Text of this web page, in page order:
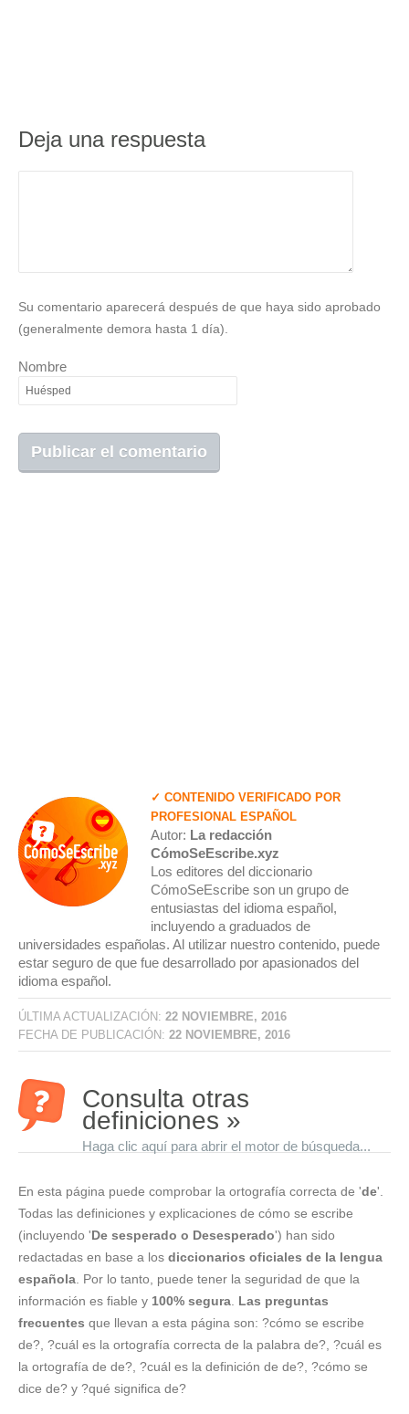
Deja una respuesta
Su comentario aparecerá después de que haya sido aprobado
(generalmente demora hasta 1 día).
Nombre
✓ CONTENIDO VERIFICADO POR
PROFESIONAL ESPAÑOL
Autor: La redacción
CómoSeEscribe.xyz
Los editores del diccionario
CómoSeEscribe son un grupo de
entusiastas del idioma español,
incluyendo a graduados de
universidades españolas. Al utilizar nuestro contenido, puede
estar seguro de que fue desarrollado por apasionados del
idioma español.
ÚLTIMA ACTUALIZACIÓN: 22 NOVIEMBRE, 2016
FECHA DE PUBLICACIÓN: 22 NOVIEMBRE, 2016
Consulta otras
definiciones »
Haga clic aquí para abrir el motor de búsqueda...
En esta página puede comprobar la ortografía correcta de 'de'.
Todas las definiciones y explicaciones de cómo se escribe
(incluyendo 'De sesperado o Desesperado') han sido
redactadas en base a los diccionarios oficiales de la lengua
española . Por lo tanto, puede tener la seguridad de que la
información es fiable y 100% segura Las preguntas
frecuentes que llevan a esta página son: ?cómo se escribe
de?, ?cuál es la ortografía correcta de la palabra de?, ?cuál es
la ortografía de de?, ?cuál es la definición de de?, ?cómo se
dice de? y ?qué significa de?